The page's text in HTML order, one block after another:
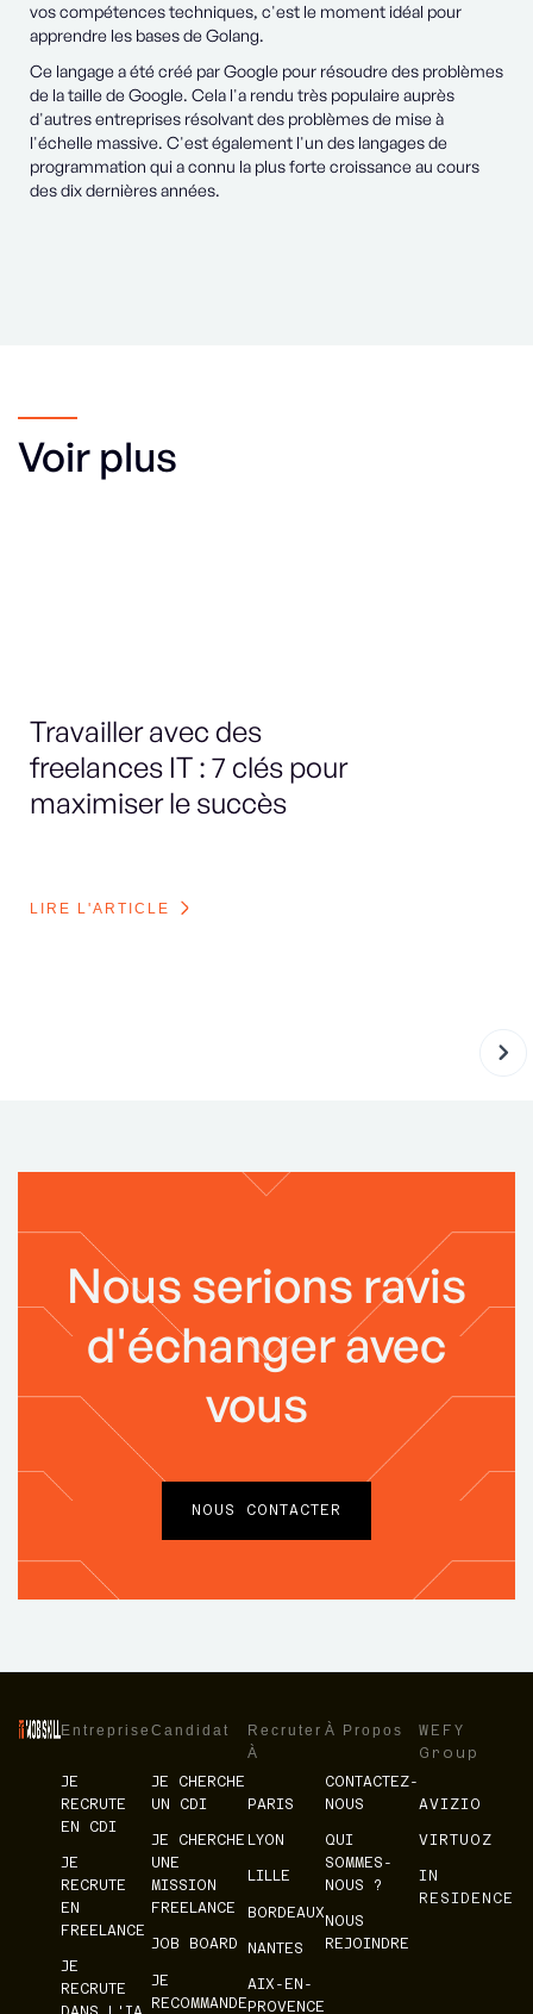
vos compétences techniques, c'est le moment idéal pour
apprendre les bases de Golang.
Ce langage a été créé par Google pour résoudre des problèmes
de la taille de Google. Cela l'a rendu très populaire auprès
d'autres entreprises résolvant des problèmes de mise à
l'échelle massive. C'est également l'un des langages de
programmation qui a connu la plus forte croissance au cours
des dix dernières années.
Voir plus
Travailler avec des
freelances IT : 7 clés pour
maximiser le succès
LIRE L'ARTICLE
Nous serions ravis
d'échanger avec
vous
NOUS CONTACTER
Entreprise
JE
RECRUTE
EN CDI
JE
RECRUTE
EN
FREELANCE
JE
RECRUTE
Candidat
JE CHERCHE
UN CDI
JE CHERCHE
UNE
MISSION
FREELANCE
JOB BOARD
JE
RECOMMANDE
Recruter
À
PARIS
LYON
LILLE
BORDEAUX
NANTES
AIX-EN-
PROVENCE
À Propos
CONTACTEZ-
NOUS
QUI
SOMMES-
NOUS ?
NOUS
REJOINDRE
WEFY
Group
AVIZIO
VIRTUOZ
IN
RESIDENCE